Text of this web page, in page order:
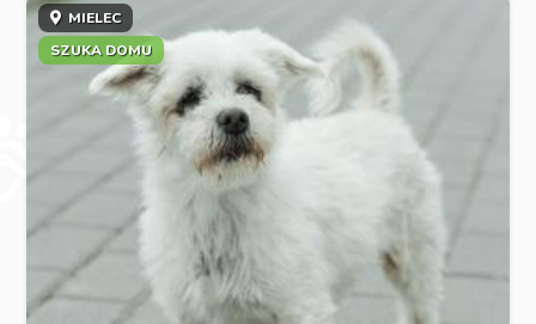
MIELEC
SZUKA DOMU